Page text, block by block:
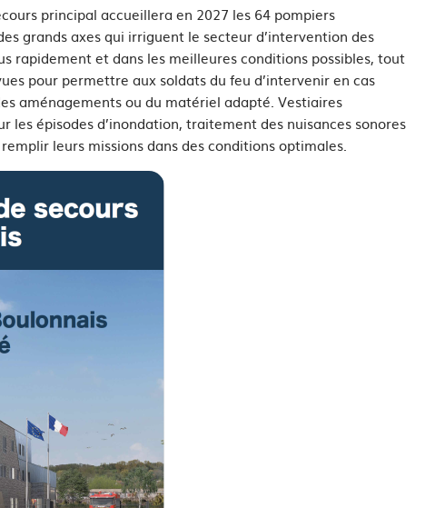
principal accueillera en 2027 les 64 pompiers
grands axes qui irriguent le secteur d’intervention des
rapidement et dans les meilleures conditions possibles, tout
pour permettre aux soldats du feu d’intervenir en cas
aménagements ou du matériel adapté. Vestiaires
épisodes d’inondation, traitement des nuisances sonores
leurs missions dans des conditions optimales.